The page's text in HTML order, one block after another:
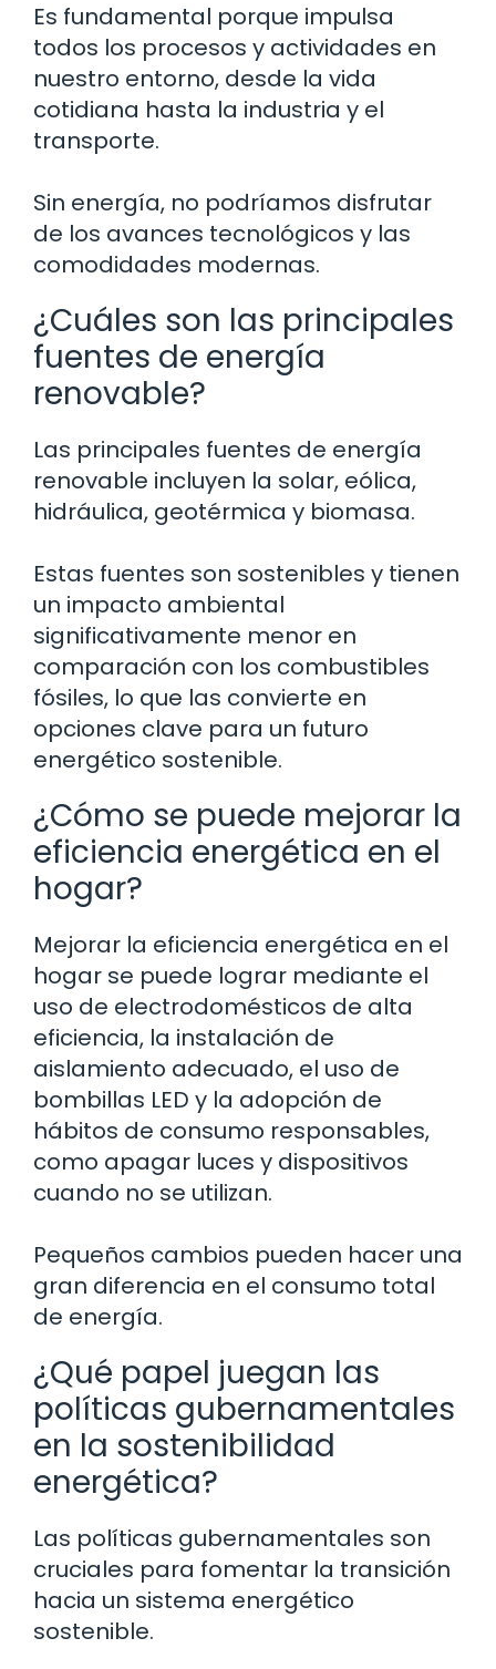
Es fundamental porque impulsa
todos los procesos y actividades en
nuestro entorno, desde la vida
cotidiana hasta la industria y el
transporte.
Sin energía, no podríamos disfrutar
de los avances tecnológicos y las
comodidades modernas.
¿Cuáles son las principales
fuentes de energía
renovable?
Las principales fuentes de energía
renovable incluyen la solar, eólica,
hidráulica, geotérmica y biomasa.
Estas fuentes son sostenibles y tienen
un impacto ambiental
significativamente menor en
comparación con los combustibles
fósiles, lo que las convierte en
opciones clave para un futuro
energético sostenible.
¿Cómo se puede mejorar la
eficiencia energética en el
hogar?
Mejorar la eficiencia energética en el
hogar se puede lograr mediante el
uso de electrodomésticos de alta
eficiencia, la instalación de
aislamiento adecuado, el uso de
bombillas LED y la adopción de
hábitos de consumo responsables,
como apagar luces y dispositivos
cuando no se utilizan.
Pequeños cambios pueden hacer una
gran diferencia en el consumo total
de energía.
¿Qué papel juegan las
políticas gubernamentales
en la sostenibilidad
energética?
Las políticas gubernamentales son
cruciales para fomentar la transición
hacia un sistema energético
sostenible.